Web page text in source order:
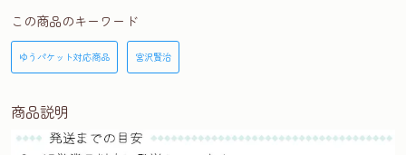
この商品のキーワード
ゆうパケット対応商品 宮沢賢治
商品説明